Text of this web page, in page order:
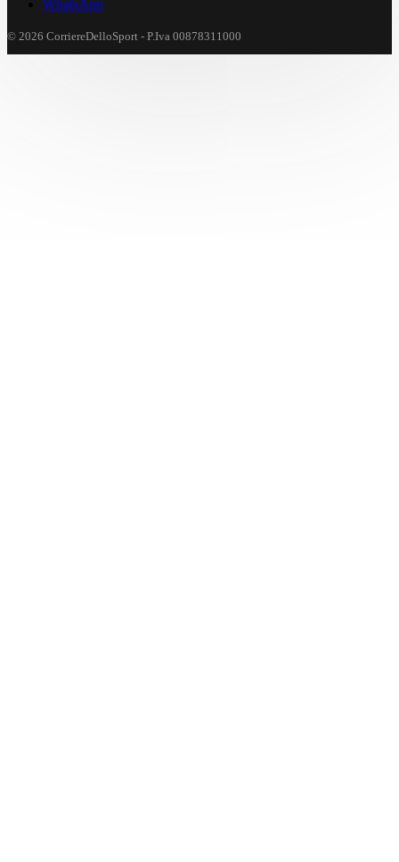
WhatsApp
© 2026 CorriereDelloSport - P.Iva 00878311000